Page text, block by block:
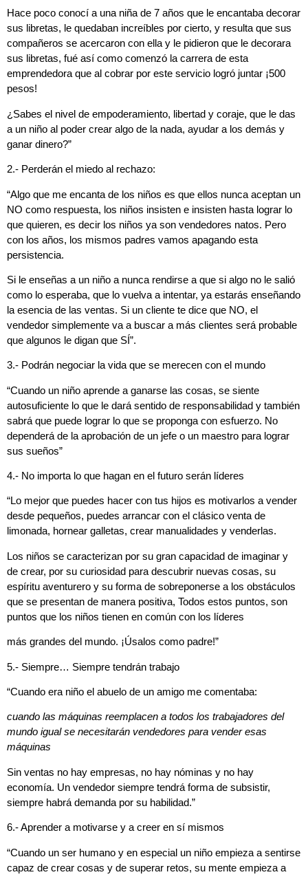
Hace poco conocí a una niña de 7 años que le encantaba decorar
sus libretas, le quedaban increíbles por cierto, y resulta que sus
compañeros se acercaron con ella y le pidieron que le decorara
sus libretas, fué así como comenzó la carrera de esta
emprendedora que al cobrar por este servicio logró juntar ¡500
pesos!
¿Sabes el nivel de empoderamiento, libertad y coraje, que le das
a un niño al poder crear algo de la nada, ayudar a los demás y
ganar dinero?”
2.- Perderán el miedo al rechazo:
“Algo que me encanta de los niños es que ellos nunca aceptan un
NO como respuesta, los niños insisten e insisten hasta lograr lo
que quieren, es decir los niños ya son vendedores natos. Pero
con los años, los mismos padres vamos apagando esta
persistencia.
Si le enseñas a un niño a nunca rendirse a que si algo no le salió
como lo esperaba, que lo vuelva a intentar, ya estarás enseñando
la esencia de las ventas. Si un cliente te dice que NO, el
vendedor simplemente va a buscar a más clientes será probable
que algunos le digan que SÍ”.
3.- Podrán negociar la vida que se merecen con el mundo
“Cuando un niño aprende a ganarse las cosas, se siente
autosuficiente lo que le dará sentido de responsabilidad y también
sabrá que puede lograr lo que se proponga con esfuerzo. No
dependerá de la aprobación de un jefe o un maestro para lograr
sus sueños”
4.- No importa lo que hagan en el futuro serán líderes
“Lo mejor que puedes hacer con tus hijos es motivarlos a vender
desde pequeños, puedes arrancar con el clásico venta de
limonada, hornear galletas, crear manualidades y venderlas.
Los niños se caracterizan por su gran capacidad de imaginar y
de crear, por su curiosidad para descubrir nuevas cosas, su
espíritu aventurero y su forma de sobreponerse a los obstáculos
que se presentan de manera positiva, Todos estos puntos, son
puntos que los niños tienen en común con los líderes
más grandes del mundo. ¡Úsalos como padre!”
5.- Siempre… Siempre tendrán trabajo
“Cuando era niño el abuelo de un amigo me comentaba:
cuando las máquinas reemplacen a todos los trabajadores del
mundo igual se necesitarán vendedores para vender esas
máquinas
Sin ventas no hay empresas, no hay nóminas y no hay
economía. Un vendedor siempre tendrá forma de subsistir,
siempre habrá demanda por su habilidad.”
6.- Aprender a motivarse y a creer en sí mismos
“Cuando un ser humano y en especial un niño empieza a sentirse
capaz de crear cosas y de superar retos, su mente empieza a